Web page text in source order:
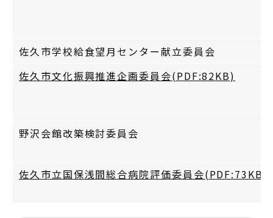
佐久市学校給食望月センター献立委員会
佐久市文化振興推進企画委員会(PDF:82KB)
野沢会館改築検討委員会
佐久市立国保浅間総合病院評価委員会(PDF:73KB)